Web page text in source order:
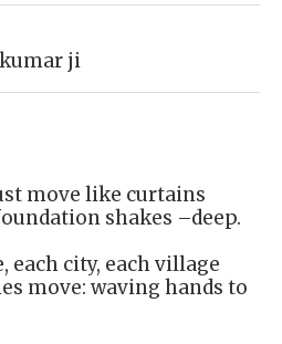
ji
move like curtains
shakes –deep.
each city, each village
move: waving hands to